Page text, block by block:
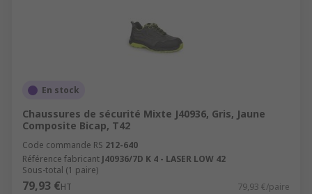
En stock
Chaussures de sécurité Mixte J40936, Gris, Jaune
Composite Bicap, T42
Code commande RS 212-640
Référence fabricant J40936/7D K 4 - LASER LOW 42
Sous-total (1 paire)
79,93 €HT 79,93 €/paire